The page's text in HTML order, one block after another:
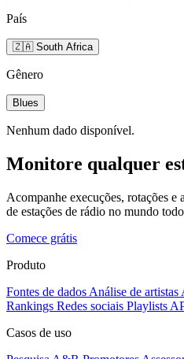
País
🇿🇦 South Africa
Gênero
Blues
Nenhum dado disponível.
Monitore qualquer
Acompanhe execuções, rotações e
de estações de rádio no mundo
Comece grátis
Produto
Fontes de dados Análise de artistas
Rankings Redes sociais Playlists
Casos de uso